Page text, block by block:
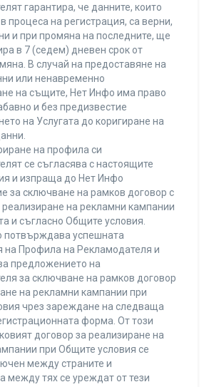
гарантира, че данните, които
процеса на регистрация, са верни,
и при промяна на последните, ще
в 7 (седем) дневен срок от
В случай на предоставяне на
или ненавременно
на същите, Нет Инфо има право
и без предизвестие
на Услугата до коригиране на
на профила си
се съгласява с настоящите
и изпраща до Нет Инфо
за сключване на рамков договор с
на рекламни кампании
и съгласно Общите условия.
потвърждава успешната
на Профила на Рекламодателя и
предложението на
за сключване на рамков договор
на рекламни кампании при
чрез зареждане на следваща
форма. От този
договор за реализиране на
при Общите условия се
между страните и
между тях се уреждат от тези